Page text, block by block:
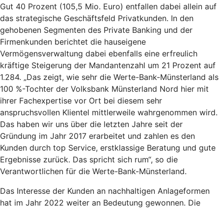
Gut 40 Prozent (105,5 Mio. Euro) entfallen dabei allein auf
das strategische Geschäftsfeld Privatkunden. In den
gehobenen Segmenten des Private Banking und der
Firmenkunden berichtet die hauseigene
Vermögensverwaltung dabei ebenfalls eine erfreulich
kräftige Steigerung der Mandantenzahl um 21 Prozent auf
1.284. „Das zeigt, wie sehr die Werte-Bank-Münsterland als
100 %-Tochter der Volksbank Münsterland Nord hier mit
ihrer Fachexpertise vor Ort bei diesem sehr
anspruchsvollen Klientel mittlerweile wahrgenommen wird.
Das haben wir uns über die letzten Jahre seit der
Gründung im Jahr 2017 erarbeitet und zahlen es den
Kunden durch top Service, erstklassige Beratung und gute
Ergebnisse zurück. Das spricht sich rum“, so die
Verantwortlichen für die Werte-Bank-Münsterland.
Das Interesse der Kunden an nachhaltigen Anlageformen
hat im Jahr 2022 weiter an Bedeutung gewonnen. Die